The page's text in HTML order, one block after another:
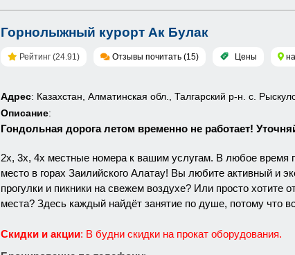
Горнолыжный курорт Ак Булак
Рейтинг (24.91) Отзывы почитать (15) Цены
Адрес: Казахстан, Алматинская обл., Талгарский р-н. с.
Описание:
Гондольная дорога летом временно не работает!
2х, 3х, 4х местные номера к вашим услугам. В любое
место в горах Заилийского Алатау! Вы любите активный и
прогулки и пикники на свежем воздухе? Или просто хотите
места? Здесь каждый найдёт занятие по душе, потому что
Скидки и акции: В будни скидки на прокат оборудования.